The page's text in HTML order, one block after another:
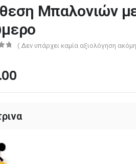
Μπαλονιών
( Δεν υπάρχει καμία αξιολόγηση